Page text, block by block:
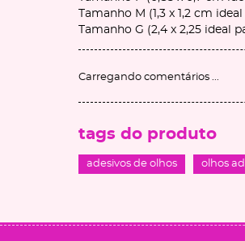
Tamanho M (1,3 x 1,2 cm
Tamanho G (2,4 x 2,25 ideal
Carregando comentários ...
tags do produto
adesivos de olhos olhos